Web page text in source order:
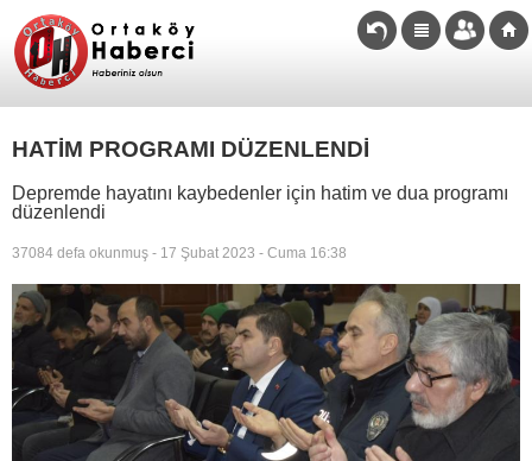
HATİM PROGRAMI DÜZENLENDİ
Depremde hayatını kaybedenler için hatim ve dua programı
düzenlendi
37084 defa okunmuş - 17 Şubat 2023 - Cuma 16:38